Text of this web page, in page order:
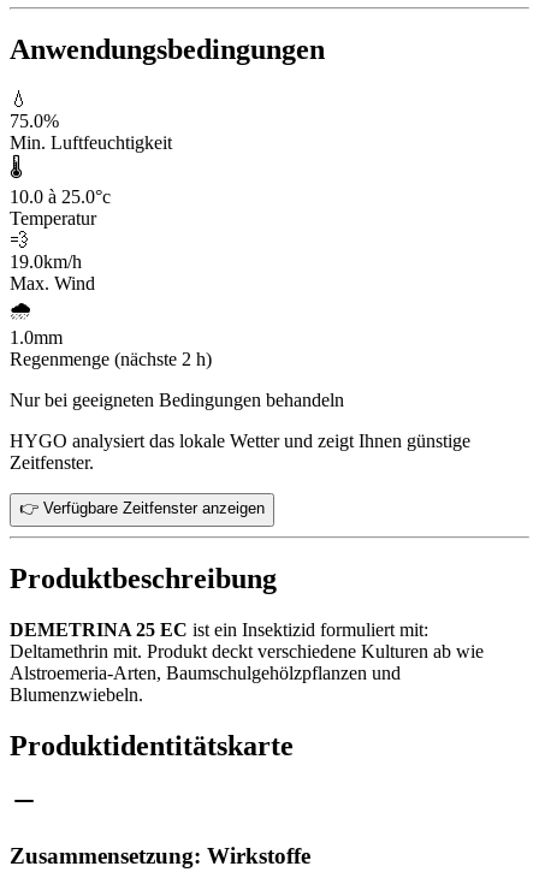
Anwendungsbedingungen
💧
75.0%
Min. Luftfeuchtigkeit
🌡️
10.0 à 25.0°c
Temperatur
💨
19.0km/h
Max. Wind
🌧️
1.0mm
Regenmenge (nächste 2 h)
Nur bei geeigneten Bedingungen behandeln
HYGO analysiert das lokale Wetter und zeigt Ihnen günstige
Zeitfenster.
👉 Verfügbare Zeitfenster anzeigen
Produktbeschreibung
DEMETRINA 25 EC ist ein Insektizid formuliert mit:
Deltamethrin mit. Produkt deckt verschiedene Kulturen ab wie
Alstroemeria-Arten, Baumschulgehölzpflanzen und
Blumenzwiebeln.
Produktidentitätskarte
Zusammensetzung: Wirkstoffe